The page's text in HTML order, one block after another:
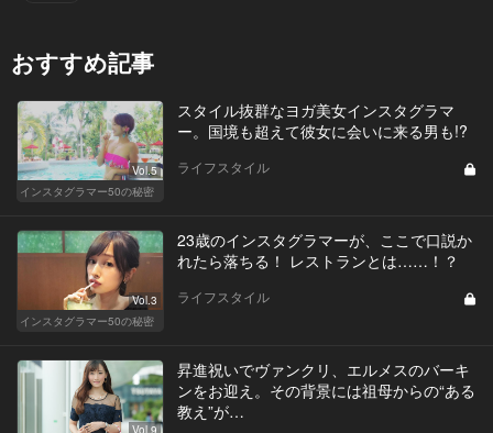
おすすめ記事
Vol.5
インスタグラマー50の秘密
スタイル抜群なヨガ美女インスタグラマ
ー。国境も超えて彼女に会いに来る男も!?
ライフスタイル
Vol.3
インスタグラマー50の秘密
23歳のインスタグラマーが、ここで口説か
れたら落ちる！ レストランとは……！？
ライフスタイル
昇進祝いでヴァンクリ、エルメスのバーキ
ンをお迎え。その背景には祖母からの“ある
教え”が…